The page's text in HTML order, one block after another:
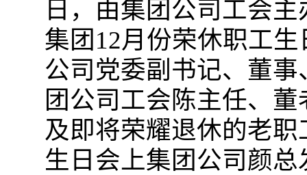
日，由集团公司工会
集团12月份荣休职工
公司党委副书记、董
团公司工会陈主任、
及即将荣耀退休的老
生日会上集团公司颜